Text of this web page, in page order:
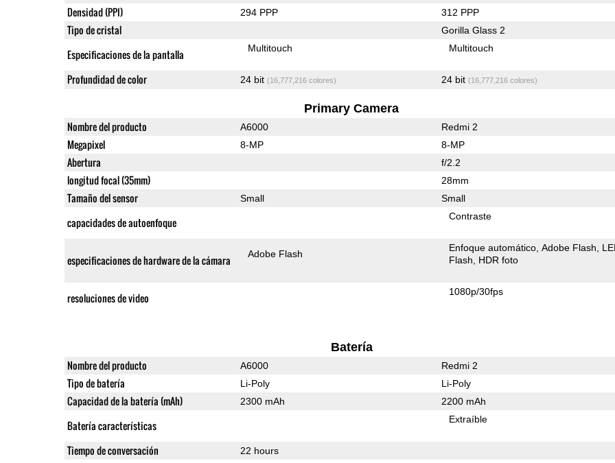
Densidad (PPI) 294 PPP 312 PPP
Tipo de cristal Gorilla Glass 2
Especificaciones de la pantalla Multitouch Multitouch
Profundidad de color 24 bit (16,777,216 colores) 24 bit (16,777,216 colores)
Primary Camera
Nombre del producto A6000 Redmi 2
Megapixel 8-MP 8-MP
Abertura f/2.2
longitud focal (35mm) 28mm
Tamaño del sensor Small Small
capacidades de autoenfoque Contraste
especificaciones de hardware de la cámara Adobe Flash
Enfoque automático Adobe Flash
Flash
HDR foto
resoluciones de video 1080p/30fps
Batería
Nombre del producto A6000 Redmi 2
Tipo de batería Li-Poly Li-Poly
Capacidad de la batería (mAh) 2300 mAh 2200 mAh
Batería características Extraíble
Tiempo de conversación 22 hours